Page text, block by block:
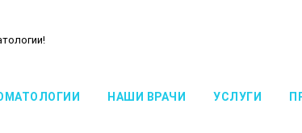
НАШИ ВРАЧИ УСЛУГИ